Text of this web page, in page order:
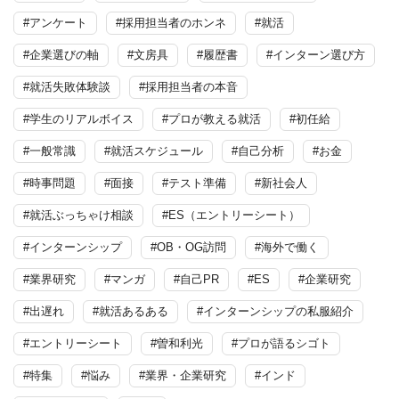
#アンケート #採用担当者のホンネ #就活
#企業選びの軸 #文房具 #履歴書 #インターン選び方
#就活失敗体験談 #採用担当者の本音
#学生のリアルボイス #プロが教える就活 #初任給
#一般常識 #就活スケジュール #自己分析 #お金
#時事問題 #面接 #テスト準備 #新社会人
#就活ぶっちゃけ相談 #ES（エントリーシート）
#インターンシップ #OB・OG訪問 #海外で働く
#業界研究 #マンガ #自己PR #ES #企業研究
#出遅れ #就活あるある #インターンシップの私服紹介
#エントリーシート #曽和利光 #プロが語るシゴト
#特集 #悩み #業界・企業研究 #インド